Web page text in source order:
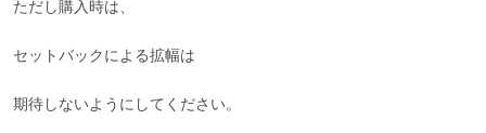
ただし購入時は、
セットバックによる拡幅は
期待しないようにしてください。